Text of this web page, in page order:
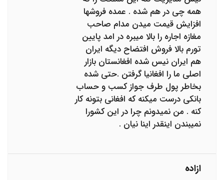
همه چی در هم شده . عمده فروشها
افزایش قیمت میدن مدام صاحب
مغازه اجاره را بالا میبره در امد پایین
تورم بالا فروش افتضاح دیگه ایران
هم ایران نیس شده افغانستان بازار
اصلی ما را افغانیا گرفتن .حتی شده
بخاطر پول طرف جواز کسب و حساب
بانکی درست میکنه که افغانی بتونه کار
کنه . من نمیدونم چرا در این کشورا
نمیبندن اینقدر اینا نیان .
ازاده